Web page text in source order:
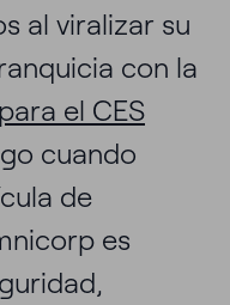
al viralizar su
con la
el CES
cuando
de
es